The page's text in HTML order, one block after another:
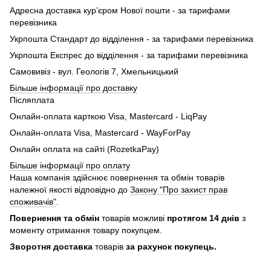
Адресна доставка кур’єром Нової пошти - за тарифами
перевізника
Укрпошта Стандарт до відділення - за тарифами перевізника
Укрпошта Експрес до відділення - за тарифами перевізника
Самовивіз - вул. Геологів 7, Хмельницький
Більше інформації про доставку
Післяплата
Онлайн-оплата карткою Visa, Mastercard - LiqPay
Онлайн-оплата Visa, Mastercard - WayForPay
Онлайн оплата на сайті (RozetkaPay)
Більше інформації про оплату
Наша компанія здійснює повернення та обмін товарів
належної якості відповідно до Закону "Про захист прав
споживачів"
Повернення та обмін товарів можливі протягом 14 днів з
моменту отримання товару покупцем.
Зворотня доставка товарів за рахунок покупець.